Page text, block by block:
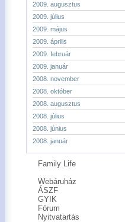
2009. augusztus
2009. július
2009. május
2009. április
2009. február
2009. január
2008. november
2008. október
2008. augusztus
2008. július
2008. június
2008. január
Family Life
Webáruház
ÁSZF
GYIK
Fórum
Nyitvatartás